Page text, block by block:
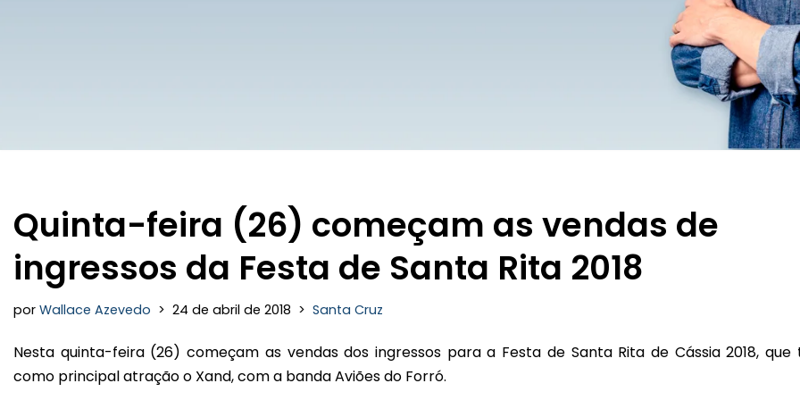
Quinta-feira (26) começam as vendas de
ingressos da Festa de Santa Rita 2018
por Wallace Azevedo 24 de abril de 2018 Santa Cruz
Nesta quinta-feira (26) começam as vendas dos ingressos para a Festa de Santa Rita de Cássia 2018, que
como principal atração o Xand, com a banda Aviões do Forró.